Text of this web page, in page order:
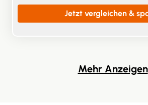
Jetzt vergleichen &
Mehr Anzeigen